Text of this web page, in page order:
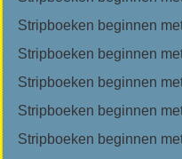
Stripboeken beginnen
Stripboeken beginnen
Stripboeken beginnen
Stripboeken beginnen
Stripboeken beginnen